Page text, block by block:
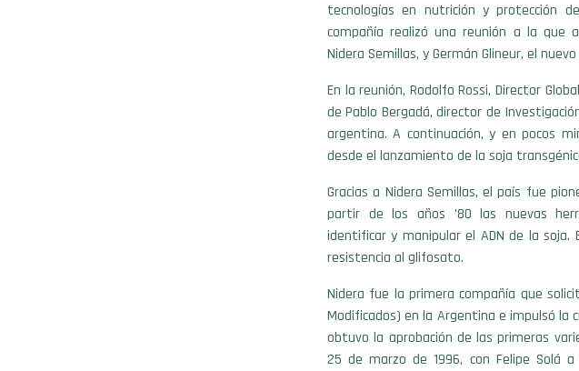
tecnologías en nutrición y protección
compañía realizó una reunión a la que
Nidera Semillas, y Germán Glineur, el
En la reunión, Rodolfo Rossi, Director
de Pablo Bergadá, director de
argentina. A continuación, y en pocos
desde el lanzamiento de la soja
Gracias a Nidera Semillas, el país fue
partir de los años ’80 las nuevas
identificar y manipular el ADN de la
resistencia al glifosato.
Nidera fue la primera compañía que
Modificados) en la Argentina e impulsó la
obtuvo la aprobación de las primeras
25 de marzo de 1996, con Felipe Solá